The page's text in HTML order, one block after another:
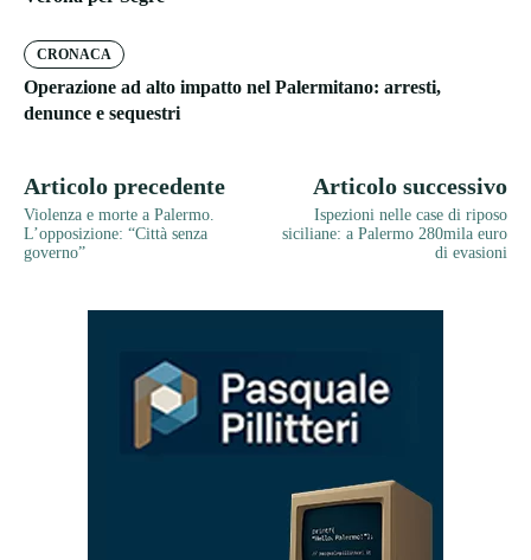
CRONACA
Operazione ad alto impatto nel Palermitano: arresti,
denunce e sequestri
Articolo precedente
Violenza e morte a Palermo.
L’opposizione: “Città senza
governo”
Articolo successivo
Ispezioni nelle case di riposo
siciliane: a Palermo 280mila euro
di evasioni